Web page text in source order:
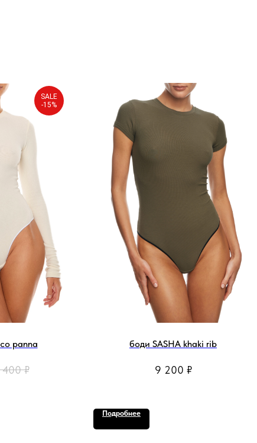
SALE
-15%
panna
400 ₽
боди SASHA khaki rib
9 200 ₽
Подробнее